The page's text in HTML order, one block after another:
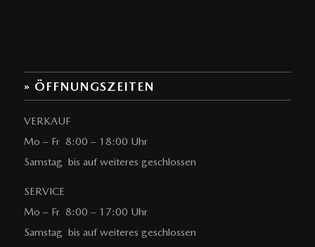
» ÖFFNUNGSZEITEN
VERKAUF
Mo – Fr 8:00 – 18:00 Uhr
Samstag bis auf weiteres geschlossen
SERVICE
Mo – Fr 8:00 – 17:00 Uhr
Samstag bis auf weiteres geschlossen